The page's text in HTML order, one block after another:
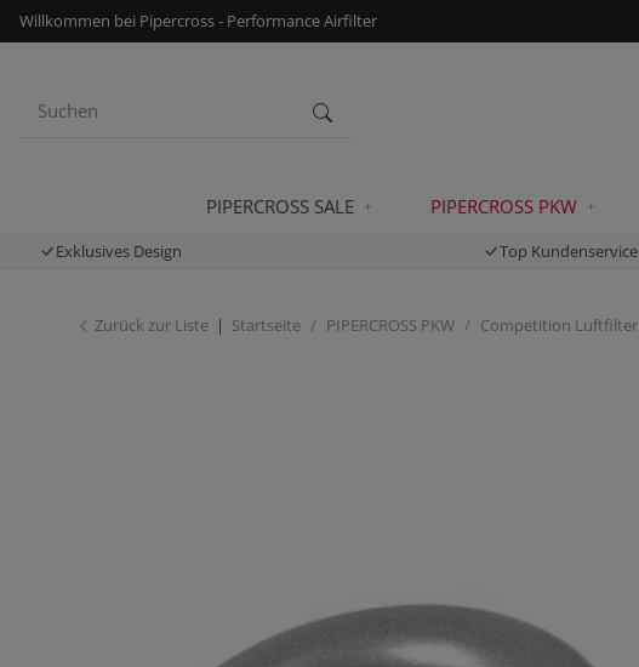
Willkommen bei Pipercross - Performance Airfilter
PIPERCROSS SALE PIPERCROSS PKW
Exklusives Design Top Kundenservice
Zurück zur Liste Startseite PIPERCROSS PKW Competition Luftfilter